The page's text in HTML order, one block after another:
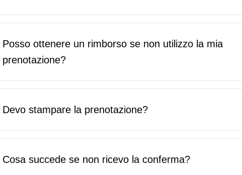
Posso ottenere un rimborso se non utilizzo la mia
prenotazione?
Devo stampare la prenotazione?
Cosa succede se non ricevo la conferma?